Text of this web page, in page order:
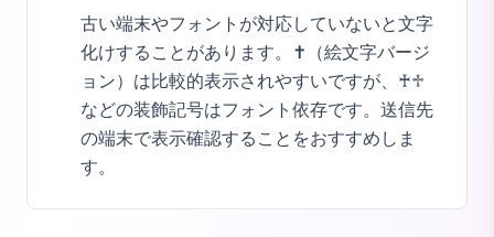
古い端末やフォントが対応していないと文字
化けすることがあります。✝️（絵文字バージ
ョン）は比較的表示されやすいですが、♰♱
などの装飾記号はフォント依存です。送信先
の端末で表示確認することをおすすめしま
す。